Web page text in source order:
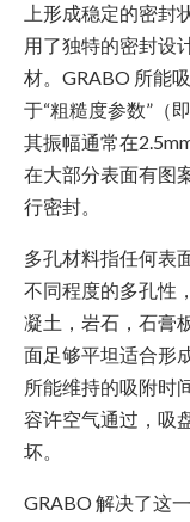
上形成稳定的密封
用了独特的密封设
材。GRABO 所能
于“粗糙度参数”（
其振幅通常在
在大部分表面有图
行密封。
多孔材料指任何表
不同程度的多孔性
凝土，岩石，石膏
面足够平坦适合形
所能维持的吸附时
容许空气通过，吸
坏。
GRABO 解决了这